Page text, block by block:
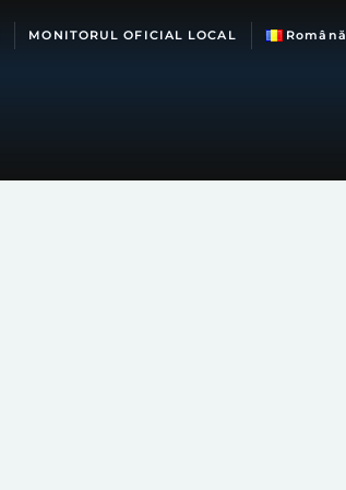
MONITORUL OFICIAL LOCAL Română